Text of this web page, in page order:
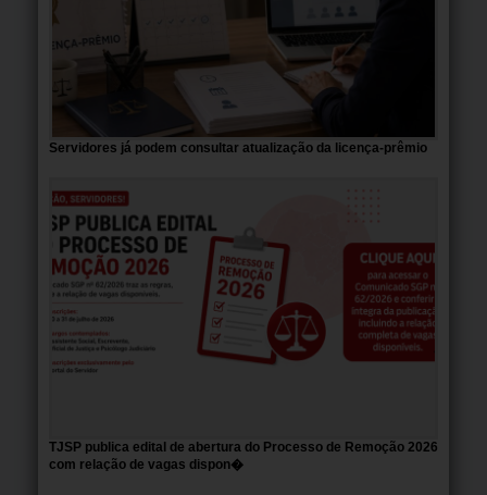
Servidores já podem consultar atualização da licença-prêmio
TJSP publica edital de abertura do Processo de Remoção 2026
com relação de vagas dispon�